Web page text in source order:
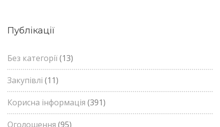
Публікації
Без категорії(13)
Закупівлі (11)
Корисна інформація (391)
Оголошення (95)